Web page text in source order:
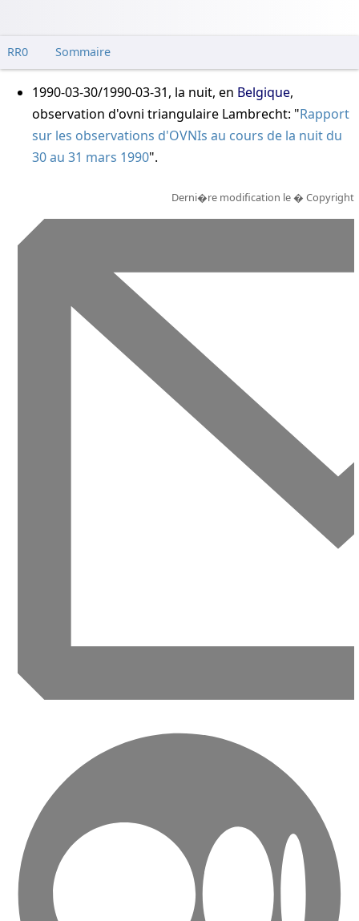
RR0 Sommaire
1990-03-30/1990-03-31, la nuit, en Belgique,
observation d'ovni triangulaire Lambrecht: "Rapport
sur les observations d'OVNIs au cours de la nuit du
30 au 31 mars 1990".
Derni�re modification le� Copyright